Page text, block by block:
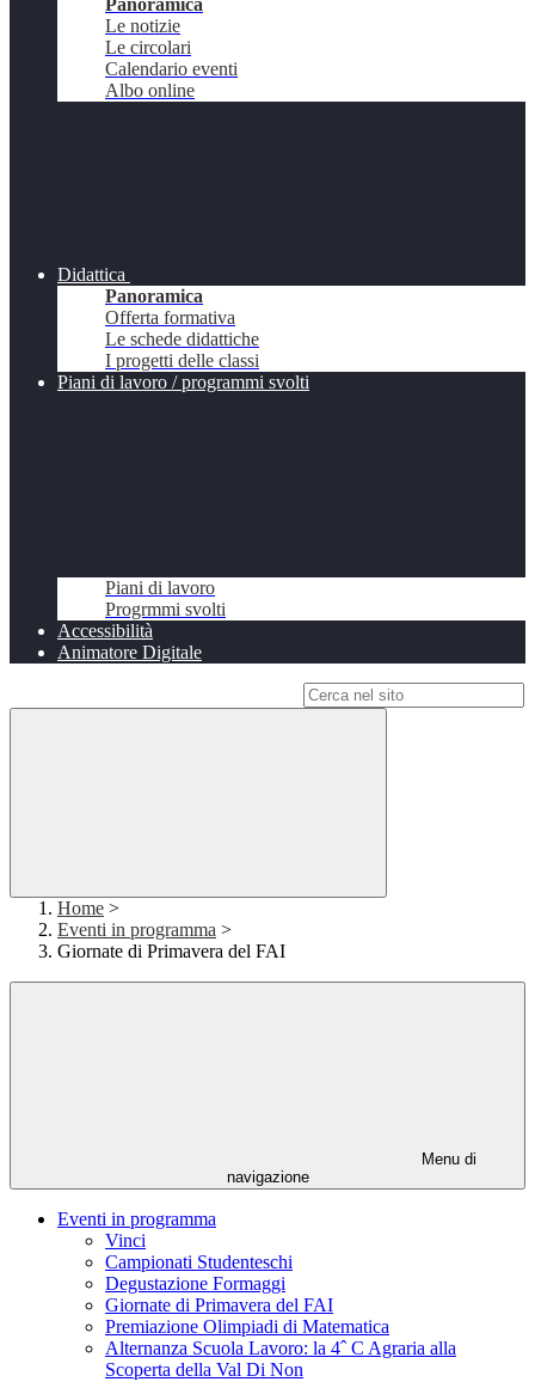
Panoramica
Le notizie
Le circolari
Calendario eventi
Albo online
Didattica
Panoramica
Offerta formativa
Le schede didattiche
I progetti delle classi
Piani di lavoro / programmi svolti
Piani di lavoro
Progrmmi svolti
Accessibilità
Animatore Digitale
Home >
Eventi in programma >
Giornate di Primavera del FAI
Menu di
navigazione
Eventi in programma
Vinci
Campionati Studenteschi
Degustazione Formaggi
Giornate di Primavera del FAI
Premiazione Olimpiadi di Matematica
Alternanza Scuola Lavoro: la 4ˆ C Agraria alla
Scoperta della Val Di Non